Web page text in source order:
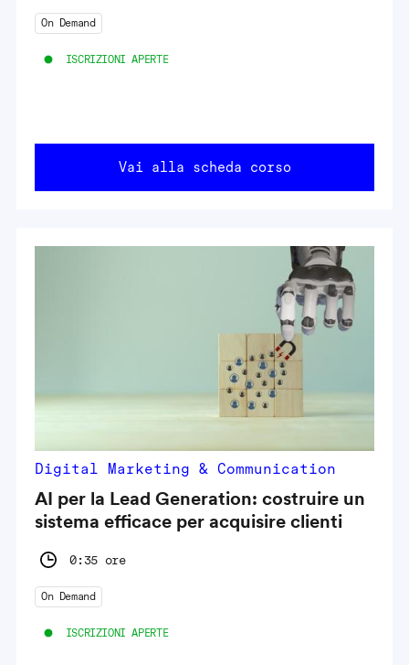
On Demand
ISCRIZIONI APERTE
Vai alla scheda corso
Digital Marketing & Communication
AI per la Lead Generation: costruire un
sistema efficace per acquisire clienti
0:35 ore
On Demand
ISCRIZIONI APERTE